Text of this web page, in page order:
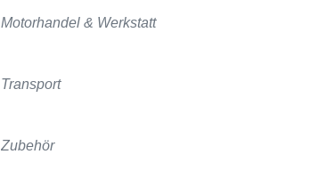
Motorhandel & Werkstatt
Transport
Zubehör